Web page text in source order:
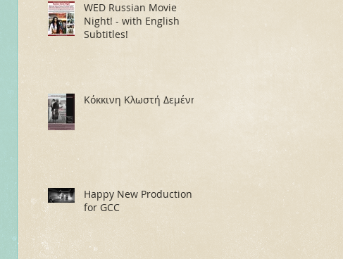
WED Russian Movie
Night! - with English
Subtitles!
Κόκκινη Κλωστή Δεμένη
Happy New Production
for GCC